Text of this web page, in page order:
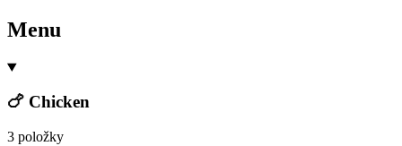
Menu
🍗 Chicken
3 položky